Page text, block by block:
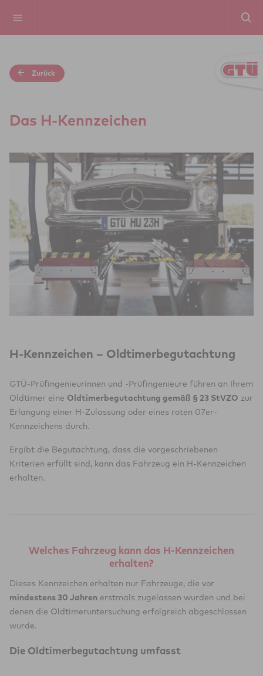
Zurück
Das H-Kenn­zei­chen
H-Kennzeichen – Oldtimerbegutachtung
GTÜ-Prüfingenieurinnen und -Prüfingenieure führen an Ihrem
Oldtimer eine Oldtimerbegutachtung gemäß § 23 StVZO zur
Erlangung einer H-Zulassung oder eines roten 07er-
Kennzeichens durch.
Ergibt die Begutachtung, dass die vorgeschriebenen
Kriterien erfüllt sind, kann das Fahrzeug ein H-Kennzeichen
erhalten.
Welches Fahrzeug kann das H-Kennzeichen
erhalten?
Dieses Kennzeichen erhalten nur Fahrzeuge, die vor
mindestens 30 Jahren erstmals zugelassen wurden und bei
denen die Oldtimeruntersuchung erfolgreich abgeschlossen
wurde.
Die Oldtimerbegutachtung umfasst